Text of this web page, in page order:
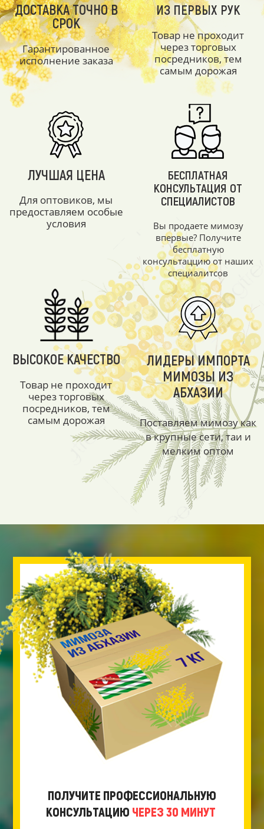
ДОСТАВКА ТОЧНО В
СРОК
Гарантированное
исполнение заказа
ИЗ ПЕРВЫХ РУК
Товар не проходит
через торговых
посредников, тем
самым дорожая
ЛУЧШАЯ ЦЕНА
Для оптовиков, мы
предоставляем особые
условия
БЕСПЛАТНАЯ
КОНСУЛЬТАЦИЯ ОТ
СПЕЦИАЛИСТОВ
Вы продаете мимозу
впервые? Получите
бесплатную
консультаццию от наших
специалитсов
ВЫСОКОЕ КАЧЕСТВО
Товар не проходит
через торговых
посредников, тем
самым дорожая
ЛИДЕРЫ ИМПОРТА
МИМОЗЫ ИЗ
АБХАЗИИ
Поставляем мимозу как
в крупные сети, таи и
мелким оптом
ПОЛУЧИТЕ ПРОФЕССИОНАЛЬНУЮ
КОНСУЛЬТАЦИЮ ЧЕРЕЗ 30 МИНУТ